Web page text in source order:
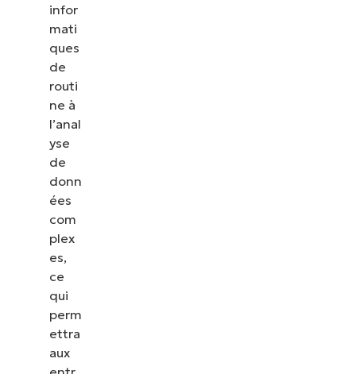
infor
mati
ques
de
routi
ne à
l’anal
yse
de
donn
ées
com
plex
es,
ce
qui
perm
ettra
aux